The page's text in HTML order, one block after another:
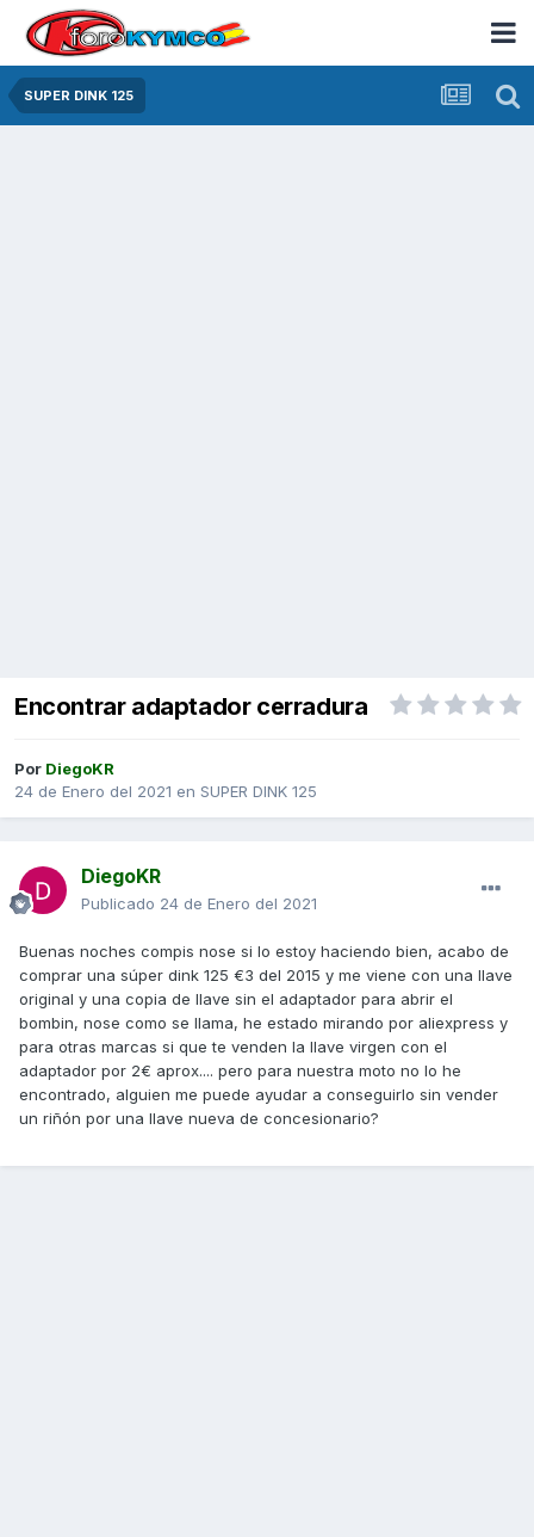
SUPER DINK 125
Encontrar adaptador cerradura
Por DiegoKR
24 de Enero del 2021 en SUPER DINK 125
DiegoKR
Publicado 24 de Enero del 2021
Buenas noches compis nose si lo estoy haciendo bien, acabo de
comprar una súper dink 125 €3 del 2015 y me viene con una llave
original y una copia de llave sin el adaptador para abrir el
bombin, nose como se llama, he estado mirando por aliexpress y
para otras marcas si que te venden la llave virgen con el
adaptador por 2€ aprox.... pero para nuestra moto no lo he
encontrado, alguien me puede ayudar a conseguirlo sin vender
un riñón por una llave nueva de concesionario?